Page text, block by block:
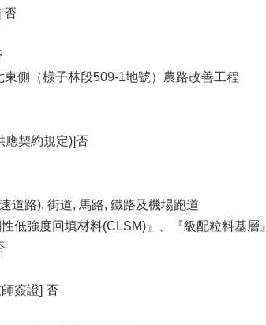
否
側（檨子林段509-1地號）農路改善工程
應契約規定)]否
道路), 街道, 馬路, 鐵路及機場跑道
低強度回填材料(CLSM)』、『級配粒料基
簽證] 否